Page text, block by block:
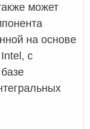
может
на основе
с